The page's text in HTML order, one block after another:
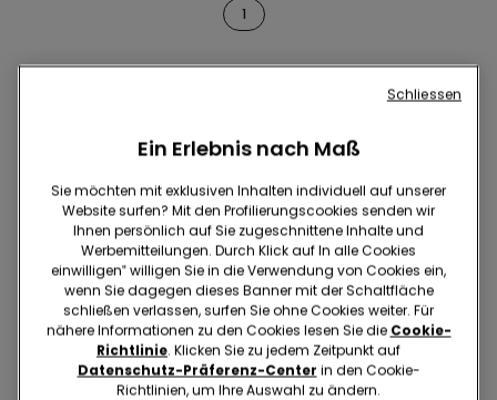
1
UNTERWÄSCHE
Ein Erlebnis nach Maß
Sie möchten mit exklusiven Inhalten individuell auf unserer
Website surfen? Mit den Profilierungscookies senden wir
Ihnen persönlich auf Sie zugeschnittene Inhalte und
Werbemitteilungen. Durch Klick auf In alle Cookies
einwilligen‟ willigen Sie in die Verwendung von Cookies ein,
wenn Sie dagegen dieses Banner mit der Schaltfläche
schließen verlassen, surfen Sie ohne Cookies weiter. Für
nähere Informationen zu den Cookies lesen Sie die Cookie-
Richtlinie. Klicken Sie zu jedem Zeitpunkt auf
Datenschutz-Präferenz-Center in den Cookie-
Richtlinien, um Ihre Auswahl zu ändern.
Schliessen